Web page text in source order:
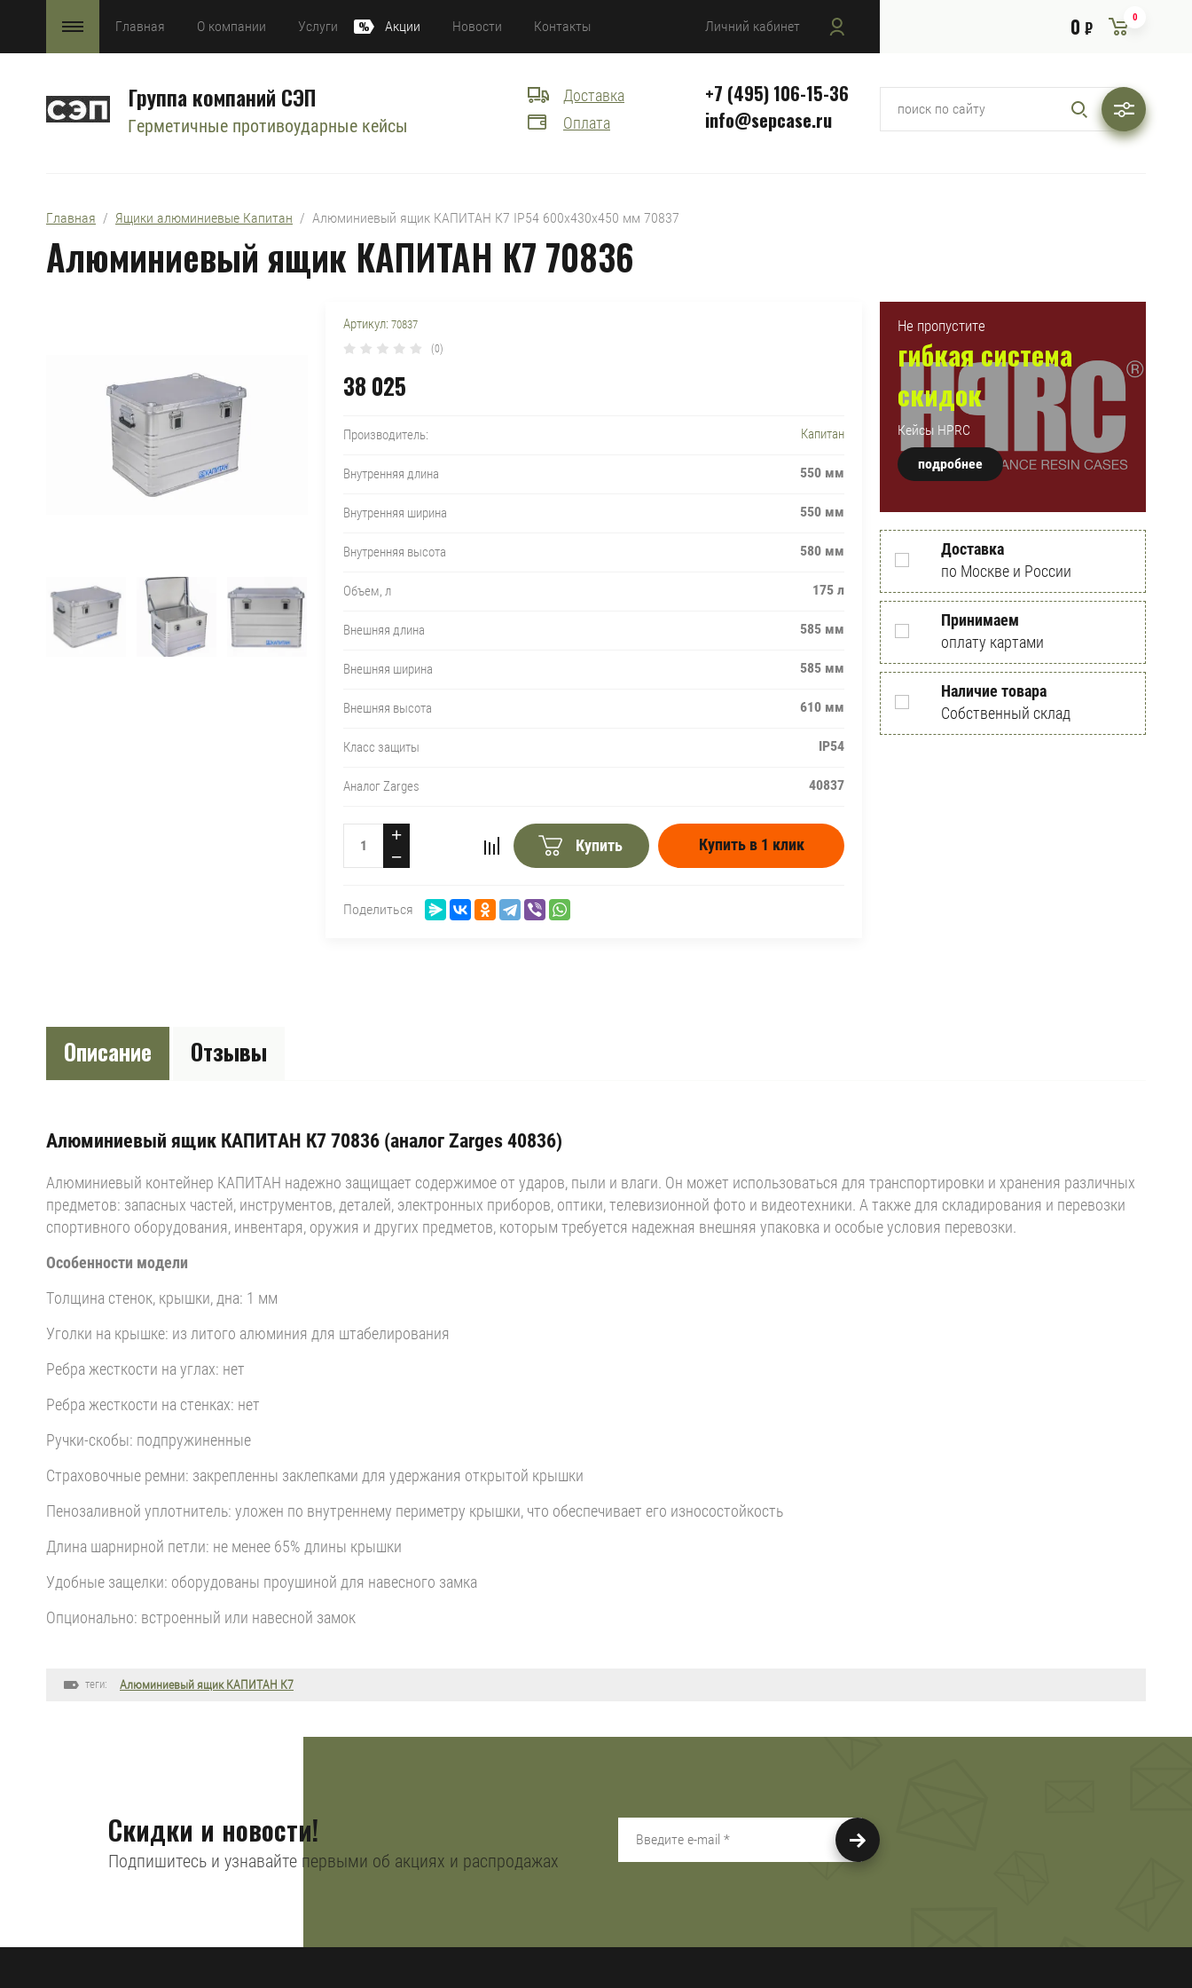
Главная О компании Услуги Акции Новости Контакты Личний кабинет 0 ₽
0
Группа компаний СЭП
Герметичные противоударные кейсы
Доставка
Оплата
+7 (495) 106-15-36
info@sepcase.ru
Главная
  /
Ящики алюминиевые Капитан
  /  Алюминиевый ящик КАПИТАН К7 IP54 600х430х450 мм 70837
Алюминиевый ящик КАПИТАН К7 70836
Артикул: 70837
(0)
38 025
Производитель: Капитан
Внутренняя длина 550 мм
Внутренняя ширина 550 мм
Внутренняя высота 580 мм
Объем, л 175 л
Внешняя длина 585 мм
Внешняя ширина 585 мм
Внешняя высота 610 мм
Класс защиты IP54
Аналог Zarges 40837
+
−
Купить Купить в 1 клик
Поделиться
Не пропустите
гибкая система
скидок
Кейсы HPRC
подробнее
Доставка
по Москве и России
Принимаем
оплату картами
Наличие товара
Собственный склад
Описание Отзывы
Алюминиевый ящик КАПИТАН К7 70836 (аналог Zarges 40836)
Алюминиевый контейнер КАПИТАН надежно защищает содержимое от ударов, пыли и влаги. Он может использоваться для транспортировки и хранения различных
предметов: запасных частей, инструментов, деталей, электронных приборов, оптики, телевизионной фото и видеотехники. А также для складирования и перевозки
спортивного оборудования, инвентаря, оружия и других предметов, которым требуется надежная внешняя упаковка и особые условия перевозки.
Особенности модели
Толщина стенок, крышки, дна: 1 мм
Уголки на крышке: из литого алюминия для штабелирования
Ребра жесткости на углах: нет
Ребра жесткости на стенках: нет
Ручки-скобы: подпружиненные
Страховочные ремни: закрепленны заклепками для удержания открытой крышки
Пенозаливной уплотнитель: уложен по внутреннему периметру крышки, что обеспечивает его износостойкость
Длина шарнирной петли: не менее 65% длины крышки
Удобные защелки: оборудованы проушиной для навесного замка
Опционально: встроенный или навесной замок
теги: Алюминиевый ящик КАПИТАН К7
Скидки и новости!
Подпишитесь и узнавайте первыми об акциях и распродажах